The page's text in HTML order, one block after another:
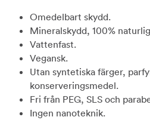
Omedelbart skydd.
Mineralskydd, 100%
Vattenfast.
Vegansk.
Utan syntetiska färger,
konserveringsmedel.
Fri från PEG, SLS och
Ingen nanoteknik.